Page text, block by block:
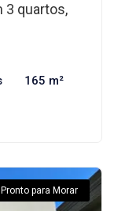
3 quartos,
165 m²
Pronto para Morar